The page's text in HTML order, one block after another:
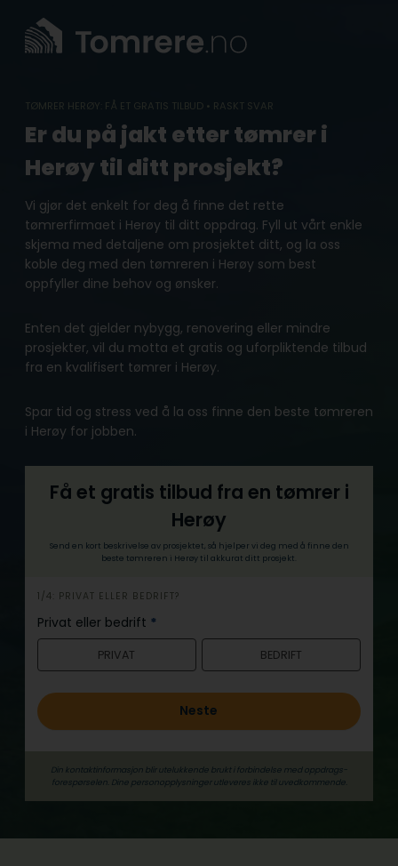
content
TØMRER HERØY: FÅ ET GRATIS TILBUD • RASKT SVAR
Er du på jakt etter tømrer i
Herøy til ditt prosjekt?
Vi gjør det enkelt for deg å finne det rette
tømrerfirmaet i Herøy til ditt oppdrag. Fyll ut vårt enkle
skjema med detaljene om prosjektet ditt, og la oss
koble deg med den tømreren i Herøy som best
oppfyller dine behov og ønsker.
Enten det gjelder nybygg, renovering eller mindre
prosjekter, vil du motta et gratis og uforpliktende tilbud
fra en kvalifisert tømrer i Herøy.
Spar tid og stress ved å la oss finne den beste tømreren
i Herøy for jobben.
Få et gratis tilbud fra en tømrer i
Herøy
Send en kort beskrivelse av prosjektet, så hjelper vi deg med å finne den
beste tømreren i Herøy til akkurat ditt prosjekt.
h
e
r
1/4: PRIVAT ELLER BEDRIFT?
Privat eller bedrift *
PRIVAT BEDRIFT
Neste
Din kontaktinformasjon blir utelukkende brukt i forbindelse med oppdrags­
forespørselen. Dine person­­opplysninger utleveres ikke til uvedkommende.